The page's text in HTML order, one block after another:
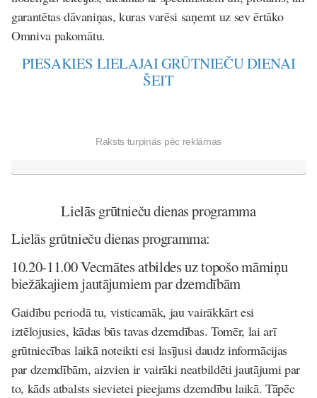
garantētas dāvaniņas, kuras varēsi saņemt uz sev ērtāko
Omniva pakomātu.
PIESAKIES LIELAJAI GRŪTNIEČU DIENAI
ŠEIT
Raksts turpinās pēc reklāmas
Lielās grūtnieču dienas programma
Lielās grūtnieču dienas programma:
10.20-11.00 Vecmātes atbildes uz topošo māmiņu
biežākajiem jautājumiem par dzemdībām
Gaidību periodā tu, visticamāk, jau vairākkārt esi
iztēlojusies, kādas būs tavas dzemdības. Tomēr, lai arī
grūtniecības laikā noteikti esi lasījusi daudz informācijas
par dzemdībām, aizvien ir vairāki neatbildēti jautājumi par
to, kāds atbalsts sievietei pieejams dzemdību laikā. Tāpēc